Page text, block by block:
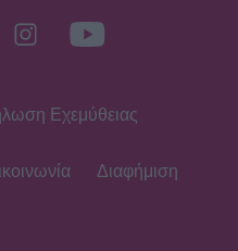
την
Εχεμύθειας
Διαφήμιση